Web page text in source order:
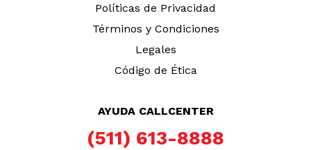
Políticas de Privacidad
Términos y Condiciones
Legales
Código de Ética
AYUDA CALLCENTER
(511) 613-8888